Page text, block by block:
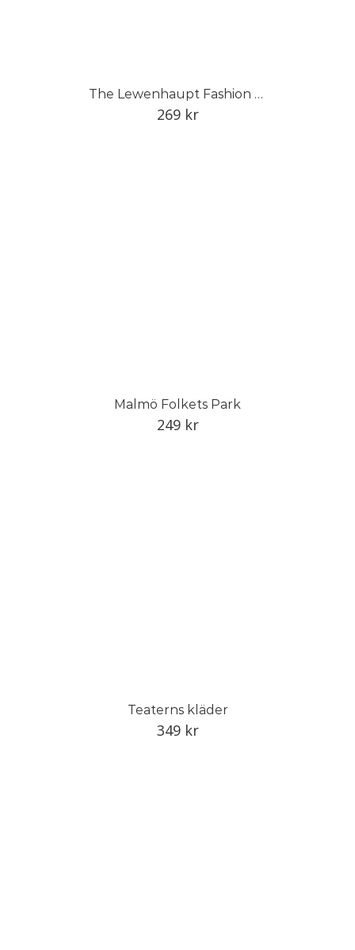
The Lewenhaupt Fashion Collection
269 kr
Malmö Folkets Park
249 kr
Teaterns kläder
349 kr